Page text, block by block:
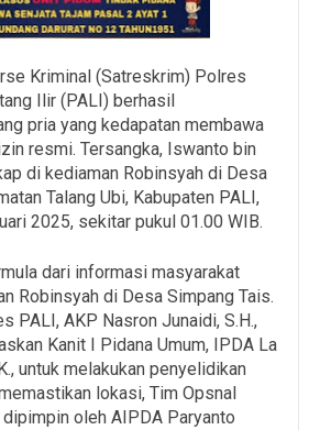
Kriminal (Satreskrim) Polres
Ilir (PALI) berhasil
pria yang kedapatan membawa
resmi. Tersangka, Iswanto bin
di kediaman Robinsyah di Desa
Talang Ubi, Kabupaten PALI,
2025, sekitar pukul 01.00 WIB.
dari informasi masyarakat
Robinsyah di Desa Simpang Tais.
PALI, AKP Nasron Junaidi, S.H.,
Kanit I Pidana Umum, IPDA La
untuk melakukan penyelidikan
lokasi, Tim Opsnal
dipimpin oleh AIPDA Paryanto